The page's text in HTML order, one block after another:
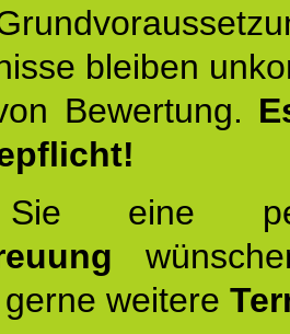
bleiben
Bewertung.
eine
weitere